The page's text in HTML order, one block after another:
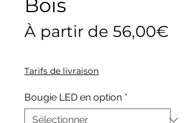
Bois
À partir de 56,00€
promotionnel
Tarifs de livraison
Bougie LED en option *